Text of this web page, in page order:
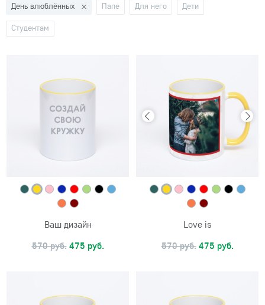
День влюблённых Папе Для него Дети
Студентам
Ваш дизайн
570 руб. 475 руб.
Love is
570 руб. 475 руб.